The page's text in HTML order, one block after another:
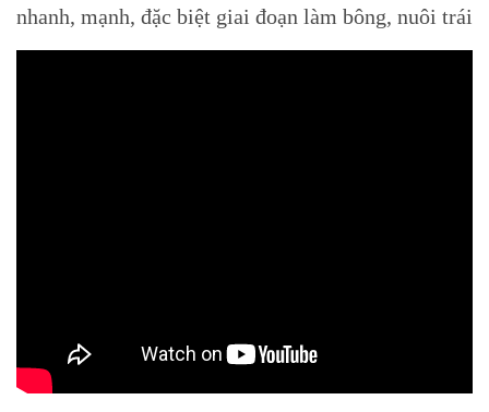
nhanh, mạnh, đặc biệt giai đoạn làm bông, nuôi trái